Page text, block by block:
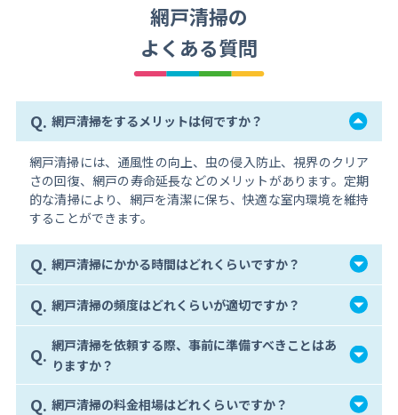
網戸清掃の
よくある質問
Q. 網戸清掃をするメリットは何ですか？
網戸清掃には、通風性の向上、虫の侵入防止、視界のクリア
さの回復、網戸の寿命延長などのメリットがあります。定期
的な清掃により、網戸を清潔に保ち、快適な室内環境を維持
することができます。
Q. 網戸清掃にかかる時間はどれくらいですか？
Q. 網戸清掃の頻度はどれくらいが適切ですか？
Q. 網戸清掃を依頼する際、事前に準備すべきことはあ
りますか？
Q. 網戸清掃の料金相場はどれくらいですか？